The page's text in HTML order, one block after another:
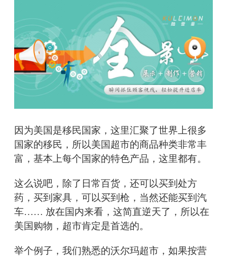
因为美国是移民国家，这里汇聚了世界上很多
国家的移民，所以美国超市的商品种类非常丰
富，基本上每个国家的特色产品，这里都有。
这么说吧，除了日常百货，还可以买到处方
药，买到家具，可以买到枪，当然还能买到汽
车…… 放在国内来看，这简直逆天了，所以在
美国购物，超市肯定是首选的。
举个例子，我们熟悉的沃尔玛超市，如果按营